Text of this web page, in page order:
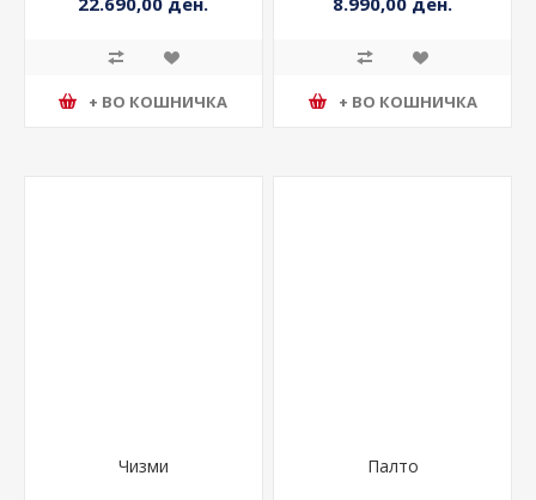
22.690,00 ден.
+ ВО КОШНИЧКА
8.990,00 ден.
+ ВО КОШНИЧКА
Чизми Палто